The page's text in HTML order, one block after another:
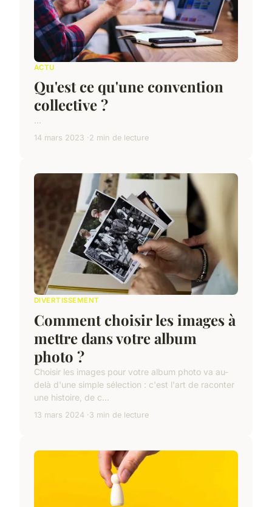
ACTU
Qu'est ce qu'une convention
collective ?
...
14 mars 2023 2 min de lecture
DIVERTISSEMENT
Comment choisir les images à
mettre dans votre album
photo ?
Choisir les images pour votre album photo va au-
delà d'une simple sélection : c'est l'art de raconter
une histoire, de c...
13 mars 2024 3 min de lecture